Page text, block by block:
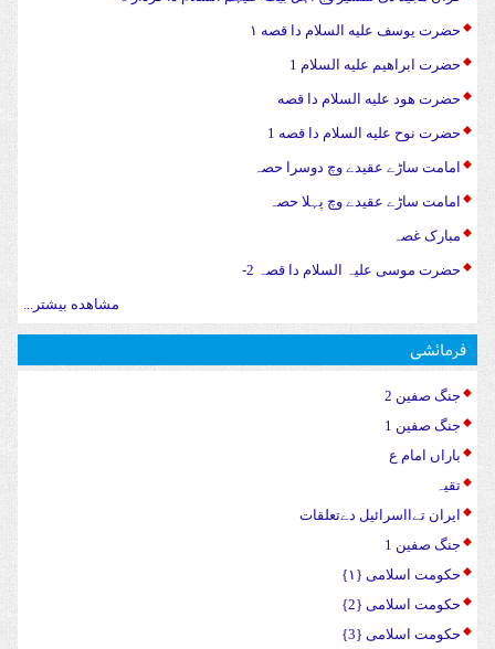
حضرت يوسف علیه السلام دا قصه ۱
حضرت ابراهیم علیه السلام 1
حضرت هود علیه السلام دا قصه
حضرت نوح علیه السلام دا قصه 1
امامت ساڑے عقیدے وچ دوسرا حصہ
امامت ساڑے عقیدے وچ پہلا حصہ
مبارک غصہ
حضرت موسی علیہ السلام دا قصہ 2-
مشاهده بیشتر...
فرمائشی
جنگ صفین 2
جنگ صفین 1
باراں امام ع
تقیہ
ایران تےااسرائیل دےتعلقات
جنگ صفین 1
حکومت اسلامی {۱}
حکومت اسلامی {2}
حکومت اسلامی {3}